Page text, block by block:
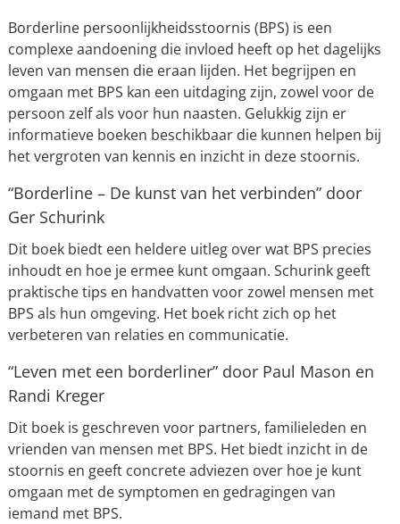
Borderline persoonlijkheidsstoornis (BPS) is een
complexe aandoening die invloed heeft op het dagelijks
leven van mensen die eraan lijden. Het begrijpen en
omgaan met BPS kan een uitdaging zijn, zowel voor de
persoon zelf als voor hun naasten. Gelukkig zijn er
informatieve boeken beschikbaar die kunnen helpen bij
het vergroten van kennis en inzicht in deze stoornis.
“Borderline – De kunst van het verbinden” door
Ger Schurink
Dit boek biedt een heldere uitleg over wat BPS precies
inhoudt en hoe je ermee kunt omgaan. Schurink geeft
praktische tips en handvatten voor zowel mensen met
BPS als hun omgeving. Het boek richt zich op het
verbeteren van relaties en communicatie.
“Leven met een borderliner” door Paul Mason en
Randi Kreger
Dit boek is geschreven voor partners, familieleden en
vrienden van mensen met BPS. Het biedt inzicht in de
stoornis en geeft concrete adviezen over hoe je kunt
omgaan met de symptomen en gedragingen van
iemand met BPS.